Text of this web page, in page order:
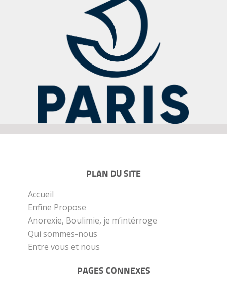
PLAN DU SITE
Accueil
Enfine Propose
Anorexie, Boulimie, je m’intérroge
Qui sommes-nous
Entre vous et nous
PAGES CONNEXES